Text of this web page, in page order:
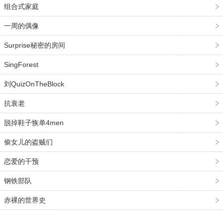
组合式家庭
一周的偶像
Surprise秘密的房间
SingForest
刘QuizOnTheBlock
抗衰老
脱掉鞋子恢单4men
偷女儿的盗贼们
恋爱的干预
钢铁部队
赤裸的世界史